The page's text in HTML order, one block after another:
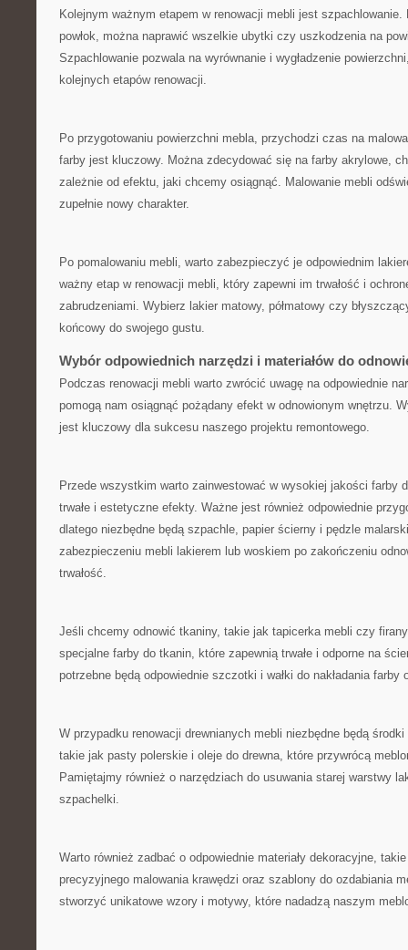
Kolejnym ważnym etapem w renowacji mebli jest
powłok, można naprawić wszelkie ubytki czy uszkodzenia⁣ na
Szpachlowanie pozwala na wyrównanie i wygładzenie
kolejnych etapów renowacji.
Po przygotowaniu⁤ powierzchni mebla, przychodzi‌ czas na
farby jest kluczowy. Można zdecydować się⁣ na farby akrylowe,
zależnie od efektu, jaki ⁢chcemy osiągnąć. Malowanie mebli
zupełnie nowy⁤ charakter.
Po pomalowaniu mebli, warto zabezpieczyć je odpowiednim
ważny etap w renowacji ⁤mebli, ‍który‌ zapewni im trwałość i
zabrudzeniami. Wybierz ⁤lakier​ matowy, półmatowy czy
końcowy do swojego gustu.
Wybór odpowiednich narzędzi i materiałów do⁢
Podczas renowacji ⁢mebli warto zwrócić uwagę na ‍odpowiednie‌
pomogą nam osiągnąć‍ pożądany efekt w odnowionym wnętrzu.⁤
jest kluczowy dla‍ sukcesu naszego⁣ projektu remontowego.
Przede wszystkim warto zainwestować ‍w wysokiej jakości⁤ farby
trwałe i ‌estetyczne efekty. Ważne jest również odpowiednie
dlatego niezbędne będą szpachle, papier ścierny i pędzle
zabezpieczeniu mebli lakierem lub‍ woskiem po zakończeniu
trwałość.
Jeśli ‍chcemy odnowić tkaniny, takie jak⁤ tapicerka mebli czy
specjalne farby do tkanin, które zapewnią trwałe i ​odporne na
potrzebne będą odpowiednie szczotki i wałki do nakładania farby
W⁤ przypadku renowacji ​drewnianych mebli niezbędne będą
takie jak ‍pasty polerskie‌ i oleje do⁤ drewna, które przywrócą
Pamiętajmy również o narzędziach do usuwania starej warstwy
szpachelki.
Warto również zadbać⁢ o odpowiednie materiały ‍dekoracyjne,
precyzyjnego‍ malowania​ krawędzi oraz szablony do ozdabiania
stworzyć unikatowe wzory i motywy, które nadadzą naszym